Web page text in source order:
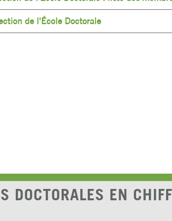
de l'École Doctorale
DOCTORALES EN